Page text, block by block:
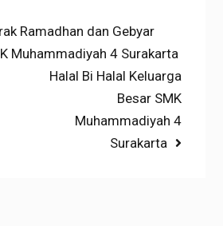
Ramadhan dan Gebyar
Muhammadiyah 4 Surakarta
Next
Halal Bi Halal Keluarga
Besar SMK
Muhammadiyah 4
Surakarta